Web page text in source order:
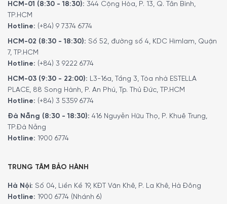
HCM-01 (8:30 - 18:30): 344 Cộng Hòa, P. 13, Q. Tân Bình,
TP.HCM
Hotline: (+84) 9 7374 6774
HCM-02 (8:30 - 18:30): Số 52, đường số 4, KDC Himlam, Quận
7, TP.HCM
Hotline: (+84) 3 9222 6774
HCM-03 (9:30 - 22:00): L3-16a, Tầng 3, Tòa nhà ESTELLA
PLACE, 88 Song Hành, P. An Phú, Tp. Thủ Đức, TP.HCM
Hotline: (+84) 3 5359 6774
Đà Nẵng (8:30 - 18:30): 416 Nguyễn Hữu Thọ, P. Khuê Trung,
TP.Đà Nẵng
Hotline: 1900 6774
TRUNG TÂM BẢO HÀNH
Hà Nội: Số 04, Liền Kề 19, KĐT Văn Khê, P. La Khê, Hà Đông
Hotline: 1900 6774 (Nhánh 6)